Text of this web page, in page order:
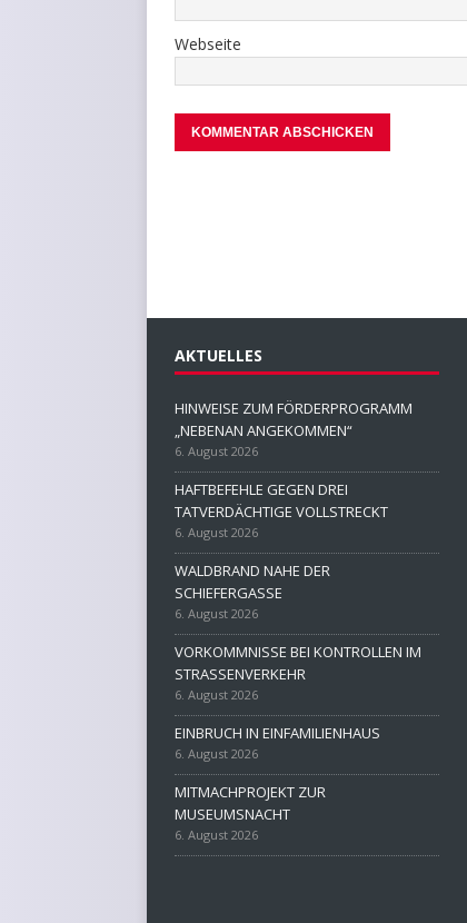
Webseite
AKTUELLES
HINWEISE ZUM FÖRDERPROGRAMM
„NEBENAN ANGEKOMMEN“
6. August 2026
HAFTBEFEHLE GEGEN DREI
TATVERDÄCHTIGE VOLLSTRECKT
6. August 2026
WALDBRAND NAHE DER
SCHIEFERGASSE
6. August 2026
VORKOMMNISSE BEI KONTROLLEN IM
STRASSENVERKEHR
6. August 2026
EINBRUCH IN EINFAMILIENHAUS
6. August 2026
MITMACHPROJEKT ZUR
MUSEUMSNACHT
6. August 2026